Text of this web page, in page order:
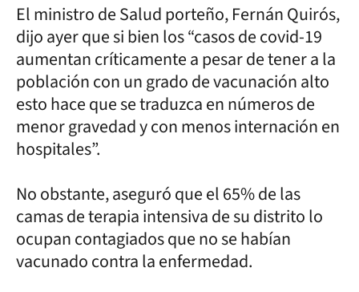
El ministro de Salud porteño, Fernán Quirós,
dijo ayer que si bien los “casos de covid-19
aumentan críticamente a pesar de tener a la
población con un grado de vacunación alto
esto hace que se traduzca en números de
menor gravedad y con menos internación en
hospitales”.
No obstante, aseguró que el 65% de las
camas de terapia intensiva de su distrito lo
ocupan contagiados que no se habían
vacunado contra la enfermedad.